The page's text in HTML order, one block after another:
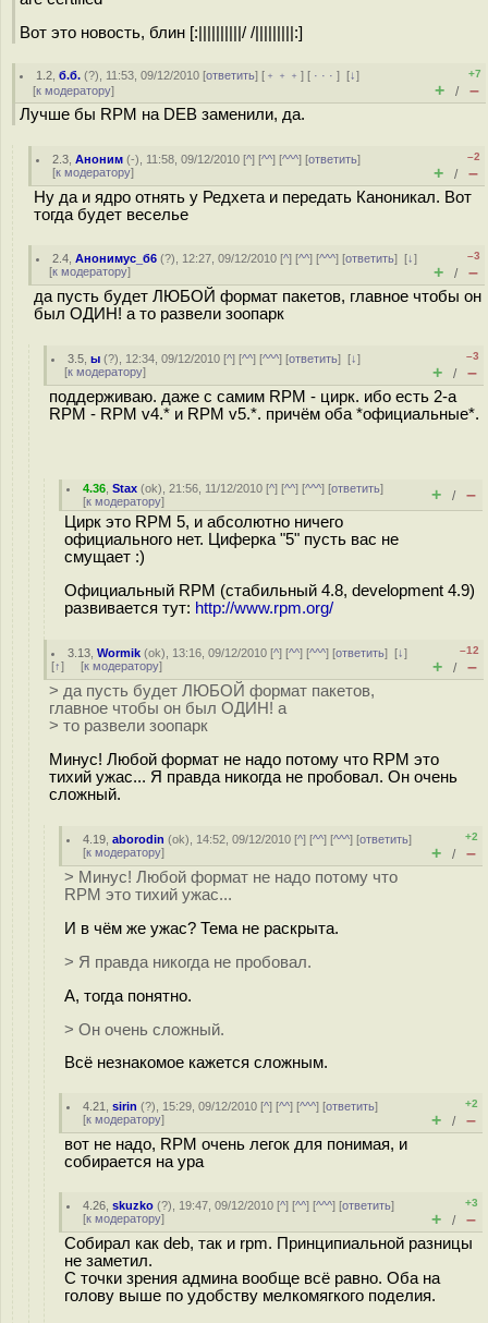
Вот это новость, блин [:||||||||||/ /|||||||||:]
1.2 ,б.б. (?), 11:53, 09/12/2010 [ответить] [ ﹢﹢﹢] [ · · ·][↓]
[к модератору]
+7
+ / –
Лучше бы RPM на DEB заменили, да.
2.3 ,Аноним (-), 11:58, 09/12/2010 [^] [^^] [^^^] [ответить]
[к модератору]
–2
+ / –
Ну да и ядро отнять у Редхета и передать Каноникал. Вот
тогда будет веселье
2.4 ,Анонимус_б6 (?), 12:27, 09/12/2010 [^] [^^] [^^^] [ответить][↓]
[к модератору]
–3
+ / –
да пусть будет ЛЮБОЙ формат пакетов, главное чтобы он
был ОДИН! а то развели зоопарк
3.5 ,ы (?), 12:34, 09/12/2010 [^] [^^] [^^^] [ответить][↓]
[к модератору]
–3
+ / –
поддерживаю. даже с самим RPM - цирк. ибо есть 2-а
RPM - RPM v4.* и RPM v5.*. причём оба *официальные*.
4.36 ,Stax (ok), 21:56, 11/12/2010 [^] [^^] [^^^] [ответить]
[к модератору] + / –
Цирк это RPM 5, и абсолютно ничего
официального нет. Циферка "5" пусть вас не
смущает :)
Официальный RPM (стабильный 4.8, development 4.9)
развивается тут: http://www.rpm.org/
3.13 ,Wormik (ok), 13:16, 09/12/2010 [^] [^^] [^^^] [ответить][↓]
[↑] [к модератору]
–12
+ / –
> да пусть будет ЛЮБОЙ формат пакетов,
главное чтобы он был ОДИН! а
> то развели зоопарк
Минус! Любой формат не надо потому что RPM это
тихий ужас... Я правда никогда не пробовал. Он очень
сложный.
4.19 ,aborodin (ok), 14:52, 09/12/2010 [^] [^^] [^^^] [ответить]
[к модератору]
+2
+ / –
> Минус! Любой формат не надо потому что
RPM это тихий ужас...
И в чём же ужас? Тема не раскрыта.
> Я правда никогда не пробовал.
А, тогда понятно.
> Он очень сложный.
Всё незнакомое кажется сложным.
4.21 ,sirin (?), 15:29, 09/12/2010 [^] [^^] [^^^] [ответить]
[к модератору]
+2
+ / –
вот не надо, RPM очень легок для понимая, и
собирается на ура
4.26 ,skuzko (?), 19:47, 09/12/2010 [^] [^^] [^^^] [ответить]
[к модератору]
+3
+ / –
Собирал как deb, так и rpm. Принципиальной разницы
не заметил.
С точки зрения админа вообще всё равно. Оба на
голову выше по удобству мелкомягкого поделия.